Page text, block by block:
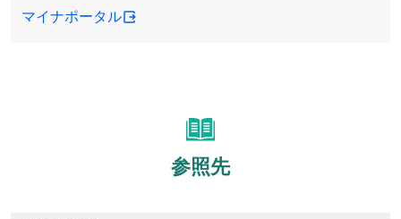
マイナポータル
参照先